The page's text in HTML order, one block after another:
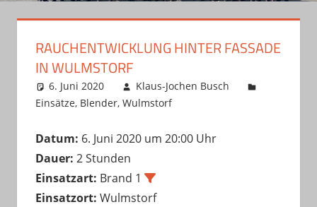
RAUCHENTWICKLUNG HINTER FASSADE
IN WULMSTORF
6. Juni 2020
Klaus-Jochen Busch
Einsätze, Blender, Wulmstorf
Datum: 6. Juni 2020 um 20:00 Uhr
Dauer: 2 Stunden
Einsatzart: Brand 1
Einsatzort: Wulmstorf